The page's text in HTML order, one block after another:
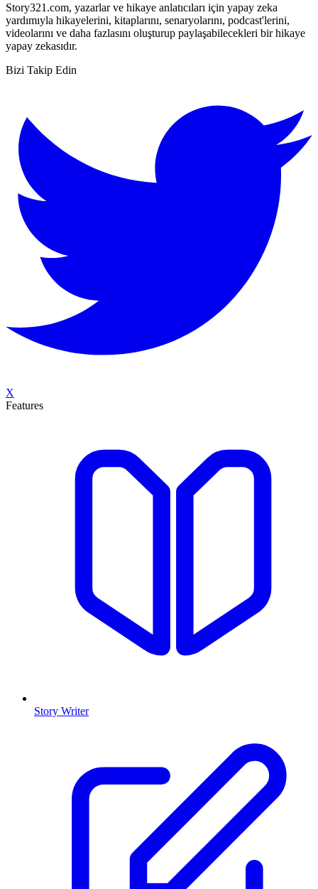
Story321.com, yazarlar ve hikaye anlatıcıları için yapay zeka
yardımıyla hikayelerini, kitaplarını, senaryolarını, podcast'lerini,
videolarını ve daha fazlasını oluşturup paylaşabilecekleri bir hikaye
yapay zekasıdır.
Bizi Takip Edin
X
Features
Story Writer